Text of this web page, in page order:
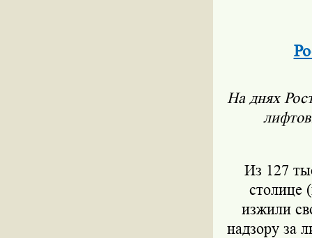
На днях
Из 127
столице
изжили
надзору за